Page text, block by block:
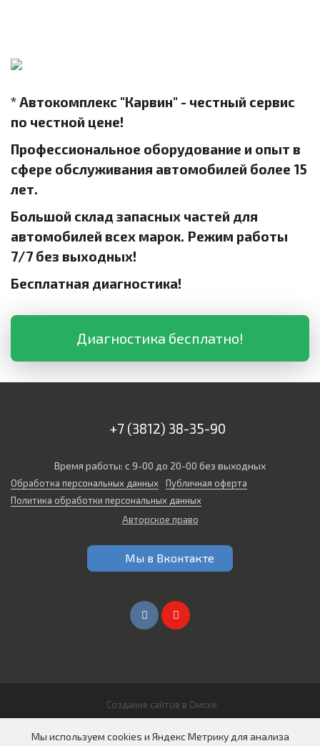
* Автокомплекс "Карвин" - честный сервис
по честной цене!
Профессиональное оборудование и опыт в
сфере обслуживания автомобилей более 15
лет.
Большой склад запасных частей для
автомобилей всех марок. Режим работы
7/7 без выходных!
Бесплатная диагностика!
Диагностика бесплатно!
+7 (3812) 38-35-90
Время работы: с 9-00 до 20-00 без выходных
Обработка персональных данных
Публичная оферта
Политика обработки персональных данных
Авторское право
Мы в Вконтакте
Создание сайтов в Омске
ООО "СИБИРЬ АВТО"
Мы используем cookies и Яндекс Метрику для анализа